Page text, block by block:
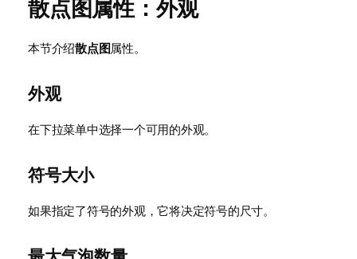
散点图属性：外观
本节介绍散点图属性。
外观
在下拉菜单中选择一个可用的外观。
符号大小
如果指定了符号的外观，它将决定符号的尺寸。